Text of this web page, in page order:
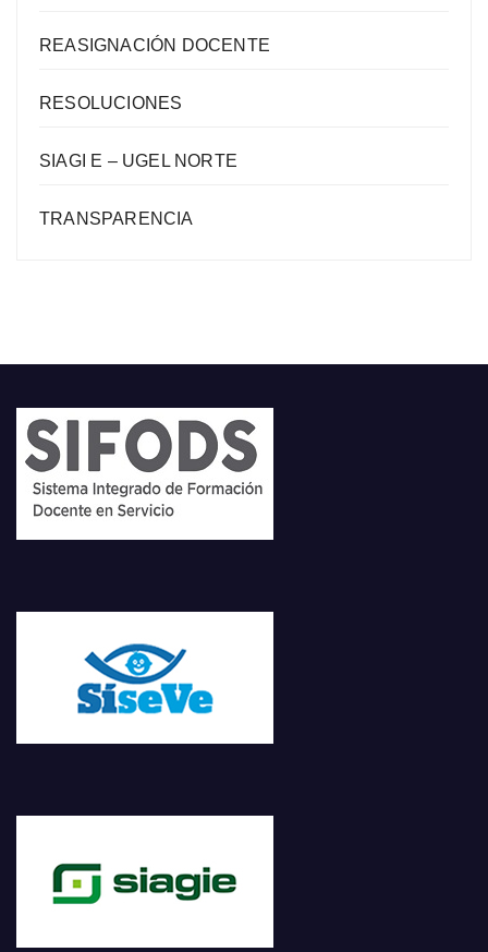
REASIGNACIÓN DOCENTE
RESOLUCIONES
SIAGI E – UGEL NORTE
TRANSPARENCIA